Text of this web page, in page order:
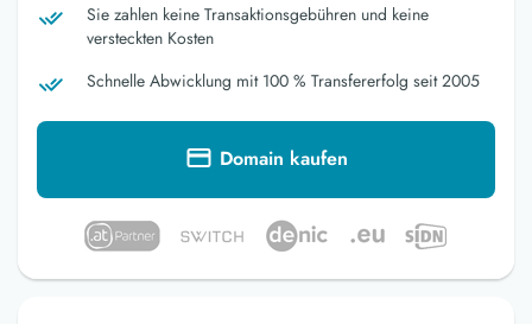
Sie zahlen keine Transaktionsgebühren und keine
versteckten Kosten
Schnelle Abwicklung mit 100 % Transfererfolg seit 2005
Domain kaufen